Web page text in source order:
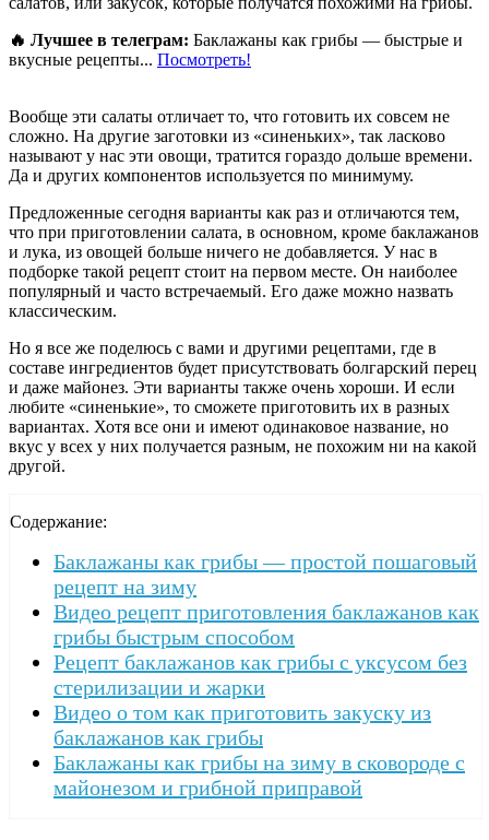
🔥 Лучшее в телеграм: Баклажаны как грибы — быстрые и
вкусные рецепты... Посмотреть!
Вообще эти салаты отличает то, что готовить их совсем не
сложно. На другие заготовки из «синеньких», так ласково
называют у нас эти овощи, тратится гораздо дольше времени.
Да и других компонентов используется по минимуму.
Предложенные сегодня варианты как раз и отличаются тем,
что при приготовлении салата, в основном, кроме баклажанов
и лука, из овощей больше ничего не добавляется. У нас в
подборке такой рецепт стоит на первом месте. Он наиболее
популярный и часто встречаемый. Его даже можно назвать
классическим.
Но я все же поделюсь с вами и другими рецептами, где в
составе ингредиентов будет присутствовать болгарский перец
и даже майонез. Эти варианты также очень хороши. И если
любите «синенькие», то сможете приготовить их в разных
вариантах. Хотя все они и имеют одинаковое название, но
вкус у всех у них получается разным, не похожим ни на какой
другой.
Содержание:
Баклажаны как грибы — простой пошаговый
рецепт на зиму
Видео рецепт приготовления баклажанов как
грибы быстрым способом
Рецепт баклажанов как грибы с уксусом без
стерилизации и жарки
Видео о том как приготовить закуску из
баклажанов как грибы
Баклажаны как грибы на зиму в сковороде с
майонезом и грибной приправой